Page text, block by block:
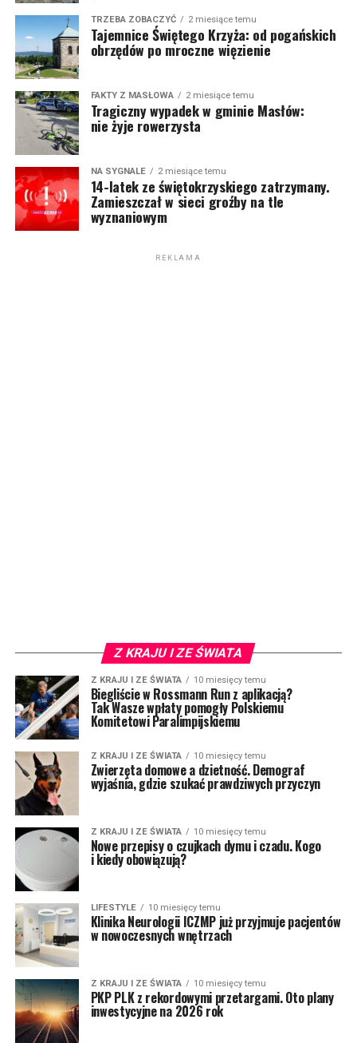
TRZEBA ZOBACZYĆ 2 miesiące temu
Tajemnice Świętego Krzyża: od pogańskich
obrzędów po mroczne więzienie
FAKTY Z MASŁOWA 2 miesiące temu
Tragiczny wypadek w gminie Masłów:
nie żyje rowerzysta
NA SYGNALE 2 miesiące temu
14-latek ze świętokrzyskiego zatrzymany.
Zamieszczał w sieci groźby na tle
wyznaniowym
REKLAMA
Z KRAJU I ZE ŚWIATA
Z KRAJU I ZE ŚWIATA 10 miesięcy temu
Biegliście w Rossmann Run z aplikacją?
Tak Wasze wpłaty pomogły Polskiemu
Komitetowi Paralimpijskiemu
Z KRAJU I ZE ŚWIATA 10 miesięcy temu
Zwierzęta domowe a dzietność. Demograf
wyjaśnia, gdzie szukać prawdziwych przyczyn
Z KRAJU I ZE ŚWIATA 10 miesięcy temu
Nowe przepisy o czujkach dymu i czadu. Kogo
i kiedy obowiązują?
LIFESTYLE 10 miesięcy temu
Klinika Neurologii ICZMP już przyjmuje pacjentów
w nowoczesnych wnętrzach
Z KRAJU I ZE ŚWIATA 10 miesięcy temu
PKP PLK z rekordowymi przetargami. Oto plany
inwestycyjne na 2026 rok